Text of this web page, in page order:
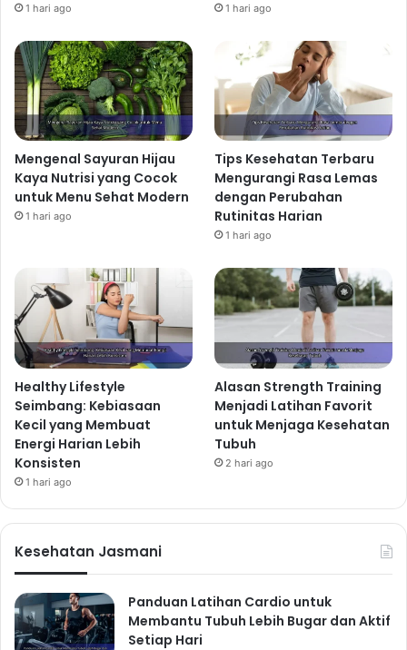
1 hari ago 1 hari ago
Mengenal Sayuran Hijau
Kaya Nutrisi yang Cocok
untuk Menu Sehat Modern
1 hari ago
Tips Kesehatan Terbaru
Mengurangi Rasa Lemas
dengan Perubahan
Rutinitas Harian
1 hari ago
Healthy Lifestyle
Seimbang: Kebiasaan
Kecil yang Membuat
Energi Harian Lebih
Konsisten
1 hari ago
Alasan Strength Training
Menjadi Latihan Favorit
untuk Menjaga Kesehatan
Tubuh
2 hari ago
Kesehatan Jasmani
Panduan Latihan Cardio untuk
Membantu Tubuh Lebih Bugar dan Aktif
Setiap Hari